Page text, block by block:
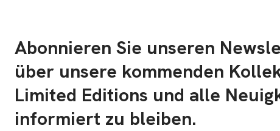
Abonnieren Sie unseren
über unsere kommenden
Limited Editions und alle
informiert zu bleiben.